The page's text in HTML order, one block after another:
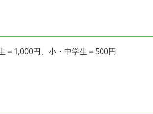
＝1,000円、小・中学生＝500円